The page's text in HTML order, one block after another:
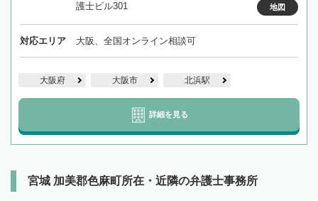
護士ビル301
地図
対応エリア 大阪、全国オンライン相談可
大阪府 大阪市 北浜駅
詳細を見る
宮城 加美郡色麻町所在・近隣の弁護士事務所